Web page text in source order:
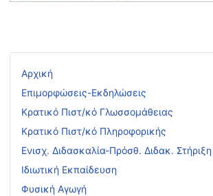
Αρχική
Επιμορφώσεις-Εκδηλώσεις
Κρατικό Πιστ/κό Γλωσσομάθειας
Κρατικό Πιστ/κό Πληροφορικής
Ενισχ. Διδασκαλία-Πρόσθ. Διδακ. Στήριξη
Ιδιωτική Εκπαίδευση
Φυσική Αγωγή